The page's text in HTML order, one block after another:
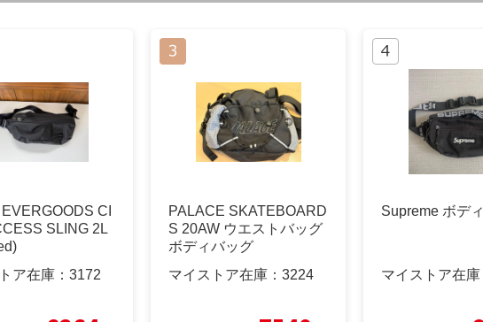
CI
SLING 2L
ア在庫： 3172
PALACE SKATEBOARD
S 20AW ウエストバッグ
ボディバッグ
マイストア在庫： 3224
Supreme ボデ
マイストア在庫